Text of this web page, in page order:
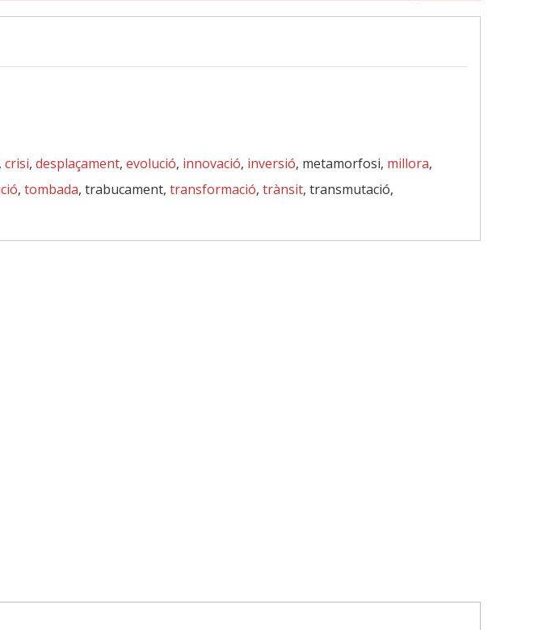
, crisi, desplaçament, evolució, innovació, inversió, metamorfosi, millora,
, tombada, trabucament, transformació, trànsit, transmutació,